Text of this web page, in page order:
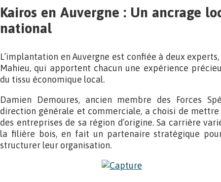
Kairos en Auvergne : Un ancrage
national
L’implantation en Auvergne est confiée à deux
Mahieu, qui apportent chacun une expérience
du tissu économique local.
Damien Demoures, ancien membre des Forces
direction générale et commerciale, a choisi de
des entreprises de sa région d’origine. Sa carrière
la filière bois, en fait un partenaire stratégique
structurer leur organisation.